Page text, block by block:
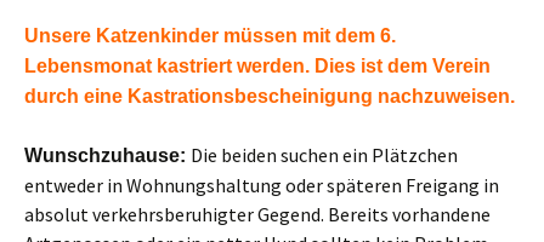
Unsere Katzenkinder müssen mit dem 6.
Lebensmonat kastriert werden. Dies ist dem Verein
durch eine Kastrationsbescheinigung nachzuweisen.
Wunschzuhause: Die beiden suchen ein Plätzchen
entweder in Wohnungshaltung oder späteren Freigang in
absolut verkehrsberuhigter Gegend. Bereits vorhandene